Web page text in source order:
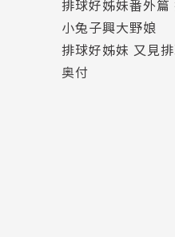
排球好姊妹番外篇
小兔子興大野娘
排球好姊妹 又見
奥付